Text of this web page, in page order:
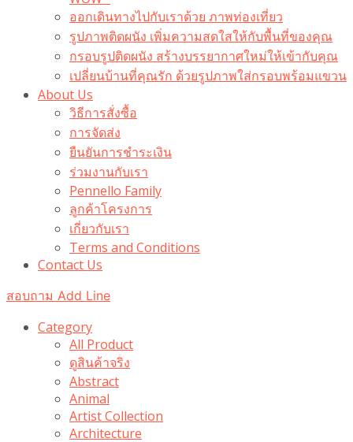
ออกเดินทางไปกับเราด้วย ภาพท่องเที่ยว
รูปภาพติดผนัง เพิ่มความสดใสให้กับพื้นที่ของคุณ
กรอบรูปติดผนัง สร้างบรรยากาศใหม่ให้เข้ากับคุณ
เปลี่ยนบ้านที่คุณรัก ด้วยรูปภาพใส่กรอบพร้อมแขวน​
About Us
วิธีการสั่งซื้อ
การจัดส่ง
ยืนยันการชำระเงิน
ร่วมงานกับเรา
Pennello Family
ลูกค้าโครงการ
เกี่ยวกับเรา
Terms and Conditions
Contact Us
สอบถาม Add Line
Category
All Product
ดูสินค้าจริง
Abstract
Animal
Artist Collection
Architecture